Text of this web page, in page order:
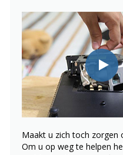
Maakt u zich toch zorgen
Om u op weg te helpen